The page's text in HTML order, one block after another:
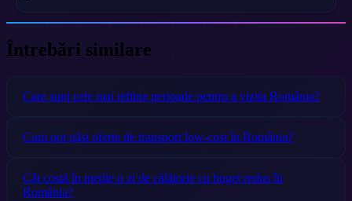
Întrebări similare
Care sunt cele mai ieftine perioade pentru a vizita România?
Cum pot găsi oferte de transport low-cost în România?
Cât costă în medie o zi de călătorie cu buget redus în
România?